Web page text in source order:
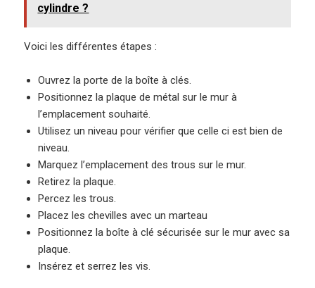
cylindre ?
Voici les différentes étapes :
Ouvrez la porte de la boîte à clés.
Positionnez la plaque de métal sur le mur à
l’emplacement souhaité.
Utilisez un niveau pour vérifier que celle ci est bien de
niveau.
Marquez l’emplacement des trous sur le mur.
Retirez la plaque.
Percez les trous.
Placez les chevilles avec un marteau
Positionnez la boîte à clé sécurisée sur le mur avec sa
plaque.
Insérez et serrez les vis.